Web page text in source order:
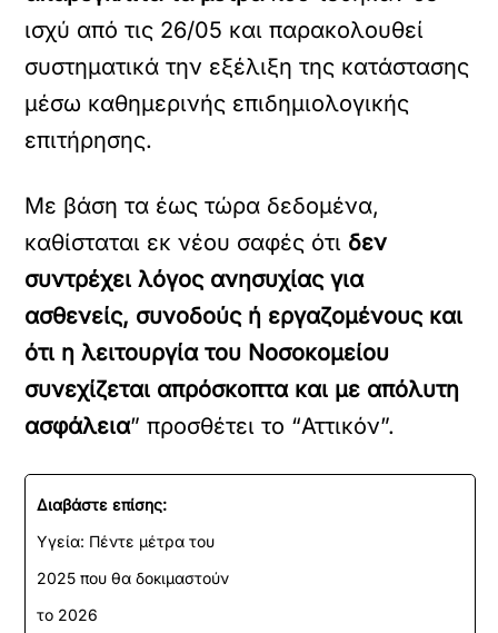
ισχύ από τις 26/05 και παρακολουθεί
συστηματικά την εξέλιξη της κατάστασης
μέσω καθημερινής επιδημιολογικής
επιτήρησης.
Με βάση τα έως τώρα δεδομένα,
καθίσταται εκ νέου σαφές ότι δεν
συντρέχει λόγος ανησυχίας για
ασθενείς, συνοδούς ή εργαζομένους και
ότι η λειτουργία του Νοσοκομείου
συνεχίζεται απρόσκοπτα και με απόλυτη
ασφάλεια” προσθέτει το “Αττικόν”.
Διαβάστε επίσης:
Υγεία: Πέντε μέτρα του
2025 που θα δοκιμαστούν
το 2026